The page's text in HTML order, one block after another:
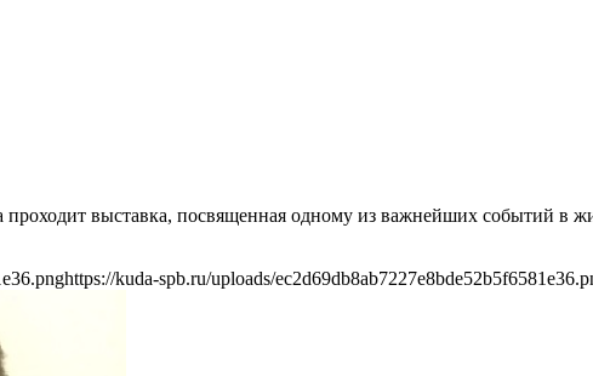
проходит выставка, посвященная одному из важнейших событий
https://kuda-spb.ru/uploads/